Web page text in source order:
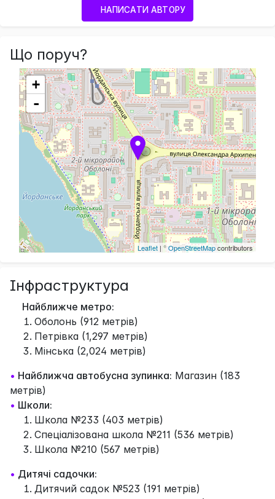
НАПИСАТИ АВТОРУ
Що поруч?
+
-
Leaflet | ©OpenStreetMapcontributors
Інфраструктура
Найближче метро:
Оболонь (912 метрів)
Петрівка (1,297 метрів)
Мінська (2,024 метрів)
• Найближча автобусна зупинка: Магазин (183
метрів)
• Школи:
Школа №233 (403 метрів)
Спеціалізована школа №211 (536 метрів)
Школа №210 (567 метрів)
• Дитячі садочки:
Дитячий садок №523 (191 метрів)